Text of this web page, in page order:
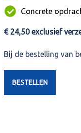
Concrete
€ 24,50 exclusief
Bij de bestelling van
BESTELLEN